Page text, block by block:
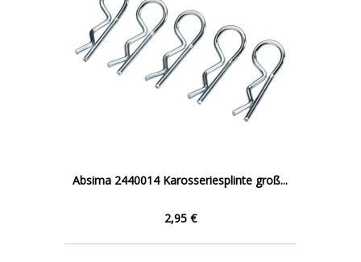
Absima 2440014 Karosseriesplinte groß...
2,95 €